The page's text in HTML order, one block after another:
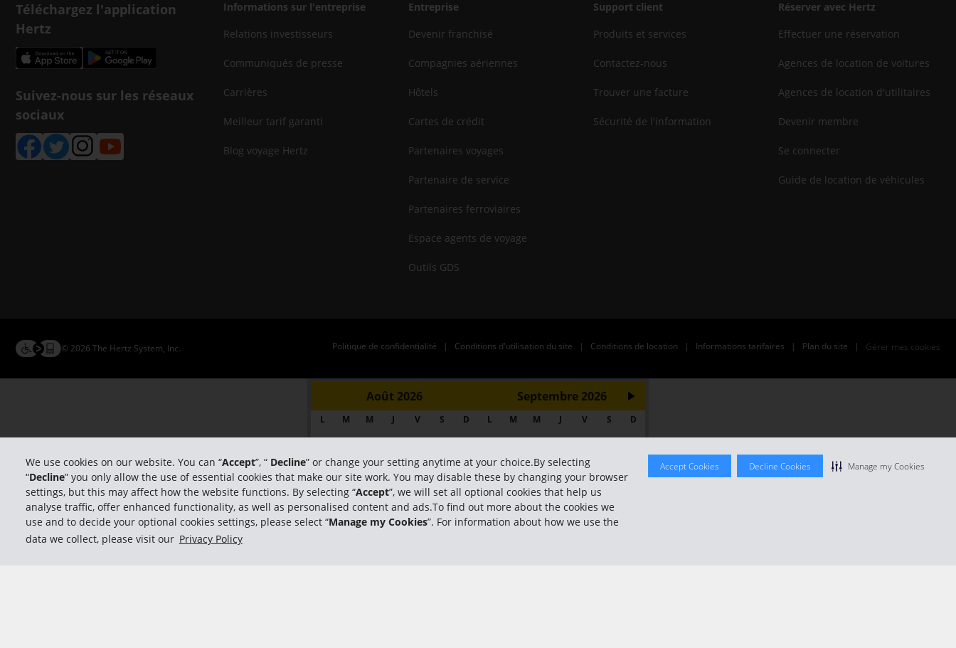
We use cookies on our website. You can “Accept”, “ Decline” or change your setting anytime at your choice.By selecting
“Decline” you only allow the use of essential cookies that make our site work. You may disable these by changing your browser
settings, but this may affect how the website functions. By selecting “Accept”, we will set all optional cookies that help us
analyse traffic, offer enhanced functionality, as well as personalised content and ads.To find out more about the cookies we
use and to decide your optional cookies settings, please select “Manage my Cookies”. For information about how we use the
data we collect, please visit our Privacy Policy
Accept Cookies Decline Cookies Manage my Cookies
Téléchargez l'application
Hertz
Suivez-nous sur les réseaux
sociaux
Informations sur l'entreprise
Relations investisseurs
Communiqués de presse
Carrières
Meilleur tarif garanti
Blog voyage Hertz
Entreprise
Devenir franchisé
Compagnies aériennes
Hôtels
Cartes de crédit
Partenaires voyages
Partenaire de service
Partenaires ferroviaires
Espace agents de voyage
Outils GDS
Support client
Produits et services
Contactez-nous
Trouver une facture
Sécurité de l'information
Réserver avec Hertz
Effectuer une réservation
Agences de location de voitures
Agences de location d'utilitaires
Devenir membre
Se connecter
Guide de location de véhicules
© 2026 The Hertz System, Inc. Politique de confidentialité | Conditions d'utilisation du site | Conditions de location | Informations tarifaires | Plan du site | Gérer mes cookies
Août 2026
L M M J V S
D
1
2
3
4 5 6 7 8
9
10
11 12 13 14 15
16
17
18 19 20 21 22
23
24
25 26 27 28 29
30
31
?
Septembre 2026
L M M J V S
D
1
2 3 4 5
6
7
8 9 10 11
14
15 16 17 18 19
21
22 23 24 25
28
29 30